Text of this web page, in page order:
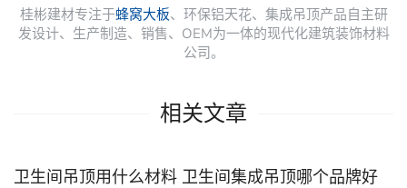
桂彬建材专注于蜂窝大板、环保铝天花、集成吊顶产品自主研
发设计、生产制造、销售、OEM为一体的现代化建筑装饰材料
公司。
相关文章
卫生间吊顶用什么材料 卫生间集成吊顶哪个品牌好